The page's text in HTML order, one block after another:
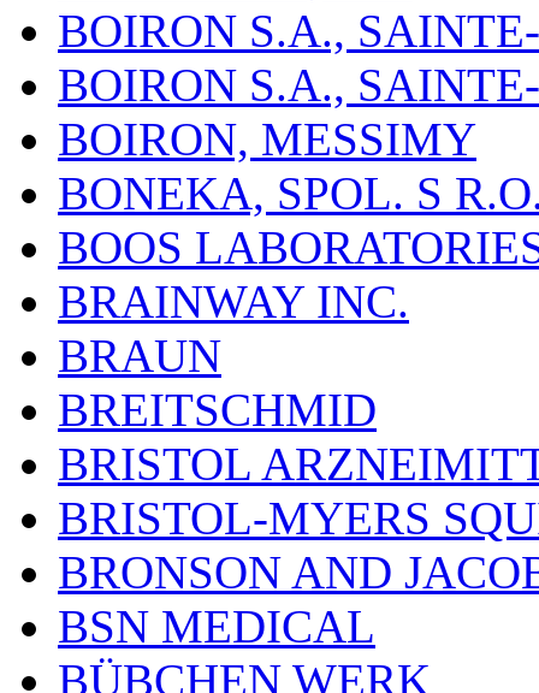
BOIRON S.A.,
BOIRON S.A.,
BOIRON, MESSIMY
BONEKA, SPOL. S
BOOS
BRAINWAY INC.
BRAUN
BREITSCHMID
BRISTOL
BRISTOL-MYERS
BRONSON AND
BSN MEDICAL
BÜBCHEN WERK